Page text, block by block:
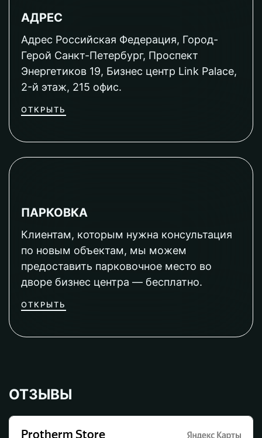
АДРЕС
Адрес Российская Федерация, Город-
Герой Санкт-Петербург, Проспект
Энергетиков 19, Бизнес центр Link Palace,
2-й этаж, 215 офис.
ОТКРЫТЬ
ПАРКОВКА
Клиентам, которым нужна консультация
по новым объектам, мы можем
предоставить парковочное место во
дворе бизнес центра — бесплатно.
ОТКРЫТЬ
ОТЗЫВЫ